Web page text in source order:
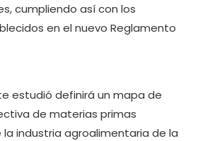
cumpliendo así con los
en el nuevo Reglamento
estudió definirá un mapa de
de materias primas
la industria agroalimentaria de la